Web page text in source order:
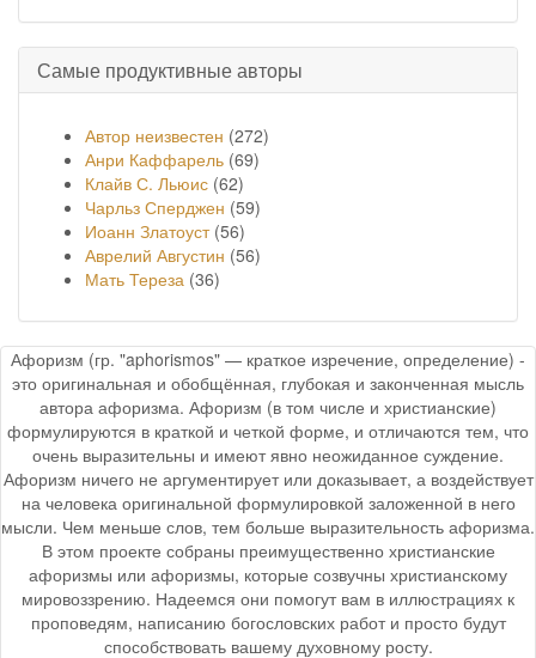
Самые продуктивные авторы
Автор неизвестен (272)
Анри Каффарель (69)
Клайв С. Льюис (62)
Чарльз Сперджен (59)
Иоанн Златоуст(56)
Аврелий Августин (56)
Мать Тереза (36)
Афоризм (гр. "aphorismos" — краткое изречение, определение) -
это оригинальная и обобщённая, глубокая и законченная мысль
автора афоризма. Афоризм (в том числе и христианские)
формулируются в краткой и четкой форме, и отличаются тем, что
очень выразительны и имеют явно неожиданное суждение.
Афоризм ничего не аргументирует или доказывает, а воздействует
на человека оригинальной формулировкой заложенной в него
мысли. Чем меньше слов, тем больше выразительность афоризма.
В этом проекте собраны преимущественно христианские
афоризмы или афоризмы, которые созвучны христианскому
мировоззрению. Надеемся они помогут вам в иллюстрациях к
проповедям, написанию богословских работ и просто будут
способствовать вашему духовному росту.